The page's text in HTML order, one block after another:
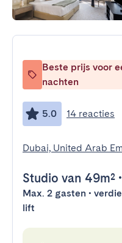
Beste prijs voor
nachten
5.0 14 reacties
Dubai, United Arab
Studio van 49m² •
Max. 2 gasten •
lift